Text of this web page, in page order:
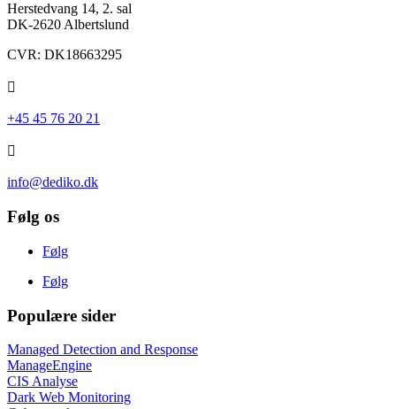
Herstedvang 14, 2. sal
DK-2620 Albertslund
CVR: DK18663295

+45 45 76 20 21

info@dediko.dk
Følg os
Følg
Følg
Populære sider
Managed Detection and Response
ManageEngine
CIS Analyse
Dark Web Monitoring